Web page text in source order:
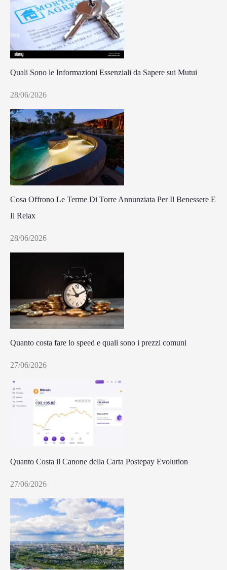
Quali Sono le Informazioni Essenziali da Sapere sui Mutui
28/06/2026
Cosa Offrono Le Terme Di Torre Annunziata Per Il Benessere E
Il Relax
28/06/2026
Quanto costa fare lo speed e quali sono i prezzi comuni
27/06/2026
Quanto Costa il Canone della Carta Postepay Evolution
27/06/2026